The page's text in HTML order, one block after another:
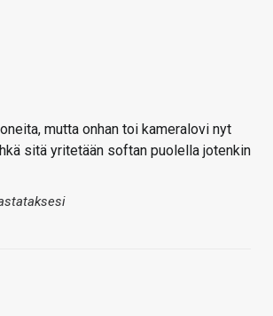
mutta onhan toi kameralovi nyt
sitä yritetään softan puolella jotenkin